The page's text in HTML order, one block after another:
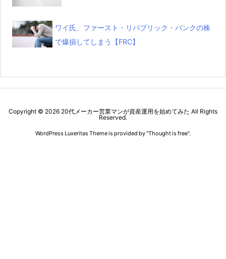
ワイ氏、ファースト・リパブリック・バンクの株
で爆損してしまう【FRC】
Copyright © 2026 20代メーカー営業マンが資産運用を始めてみた All Rights
Reserved.
WordPress Luxeritas Theme is provided by "Thought is free".